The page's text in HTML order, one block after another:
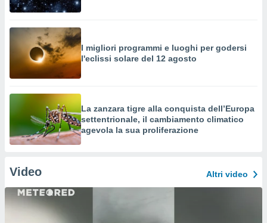
I migliori programmi e luoghi per godersi
l'eclissi solare del 12 agosto
La zanzara tigre alla conquista dell’Europa
settentrionale, il cambiamento climatico
agevola la sua proliferazione
Video Altri video